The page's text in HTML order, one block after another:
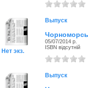
Нет экз.
Выпуск
05/07/2014 р.
ISBN відсутній
Выпуск